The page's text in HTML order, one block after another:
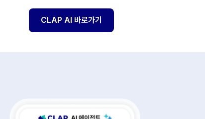
CLAP AI 바로가기